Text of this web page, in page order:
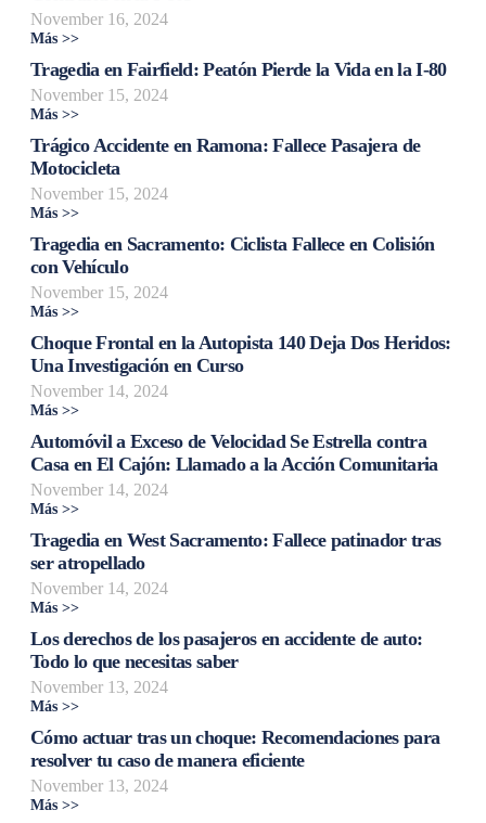
November 16, 2024
Más >>
Tragedia en Fairfield: Peatón Pierde la Vida en la I-80
November 15, 2024
Más >>
Trágico Accidente en Ramona: Fallece Pasajera de
Motocicleta
November 15, 2024
Más >>
Tragedia en Sacramento: Ciclista Fallece en Colisión
con Vehículo
November 15, 2024
Más >>
Choque Frontal en la Autopista 140 Deja Dos Heridos:
Una Investigación en Curso
November 14, 2024
Más >>
Automóvil a Exceso de Velocidad Se Estrella contra
Casa en El Cajón: Llamado a la Acción Comunitaria
November 14, 2024
Más >>
Tragedia en West Sacramento: Fallece patinador tras
ser atropellado
November 14, 2024
Más >>
Los derechos de los pasajeros en accidente de auto:
Todo lo que necesitas saber
November 13, 2024
Más >>
Cómo actuar tras un choque: Recomendaciones para
resolver tu caso de manera eficiente
November 13, 2024
Más >>